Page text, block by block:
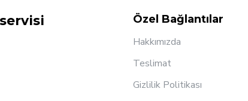
Özel Bağlantılar
Hakkımızda
Teslimat
Gizlilik Politikası